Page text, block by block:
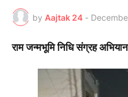
by Aajtak 24 -
राम जन्मभूमि निधि संग्रह